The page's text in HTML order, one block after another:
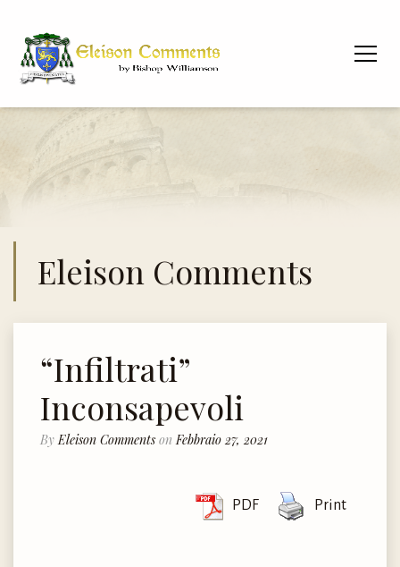
Eleison Comments
“Infiltrati”
Inconsapevoli
By Eleison Comments on Febbraio 27, 2021
PDF Print